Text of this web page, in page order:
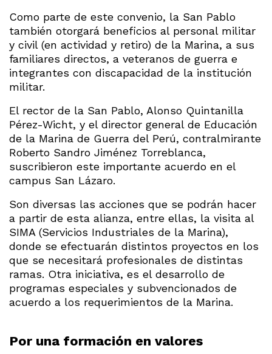
Como parte de este convenio, la San Pablo
también otorgará beneficios al personal militar
y civil (en actividad y retiro) de la Marina, a sus
familiares directos, a veteranos de guerra e
integrantes con discapacidad de la institución
militar.
El rector de la San Pablo, Alonso Quintanilla
Pérez-Wicht, y el director general de Educación
de la Marina de Guerra del Perú, contralmirante
Roberto Sandro Jiménez Torreblanca,
suscribieron este importante acuerdo en el
campus San Lázaro.
Son diversas las acciones que se podrán hacer
a partir de esta alianza, entre ellas, la visita al
SIMA (Servicios Industriales de la Marina),
donde se efectuarán distintos proyectos en los
que se necesitará profesionales de distintas
ramas. Otra iniciativa, es el desarrollo de
programas especiales y subvencionados de
acuerdo a los requerimientos de la Marina.
Por una formación en valores